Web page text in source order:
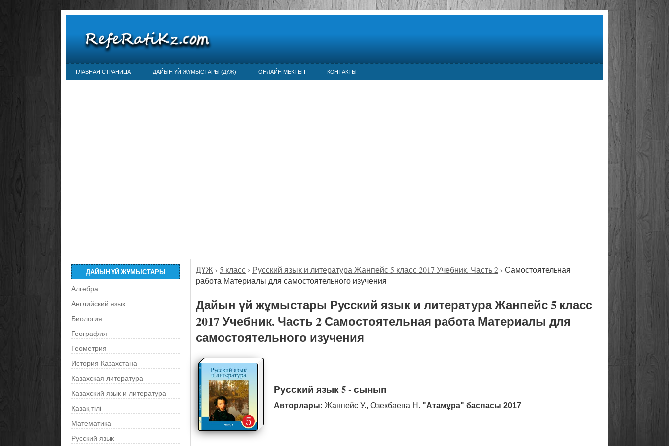
ГЛАВНАЯ СТРАНИЦА ДАЙЫН ҮЙ ЖҰМЫСТАРЫ (ДҮЖ) ОНЛАЙН МЕКТЕП КОНТАКТЫ
ДАЙЫН ҮЙ ЖҰМЫСТАРЫ
Алгебра
Английский язык
Биология
География
Геометрия
История Казахстана
Казахская литература
Казахский язык и литература
Қазақ тілі
Математика
Русский язык
ДҮЖ › 5 класс › Русский язык и литература Жанпейс 5 класс 2017 Учебник. Часть 2 › Самостоятельная
работа Материалы для самостоятельного изучения
Дайын үй жұмыстары Русский язык и литература Жанпейс 5 класс
2017 Учебник. Часть 2 Самостоятельная работа Материалы для
самостоятельного изучения
Русский язык 5 - сынып
Авторлары: Жанпейс У., Озекбаева Н. "Атамұра" баспасы 2017